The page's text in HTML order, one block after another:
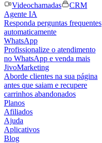
Videochamadas
CRM
Agente IA
Responda perguntas frequentes
automaticamente
WhatsApp
Profissionalize o atendimento
no WhatsApp e venda mais
JivoMarketing
Aborde clientes na sua página
antes que saiam e recupere
carrinhos abandonados
Planos
Afiliados
Ajuda
Aplicativos
Blog